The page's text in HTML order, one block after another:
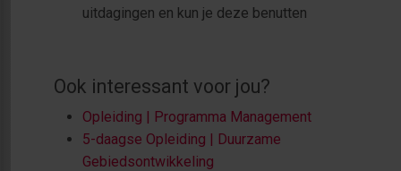
uitdagingen en kun je deze benutten
Ook interessant voor jou?
Opleiding | Programma Management
5-daagse Opleiding | Duurzame
Gebiedsontwikkeling